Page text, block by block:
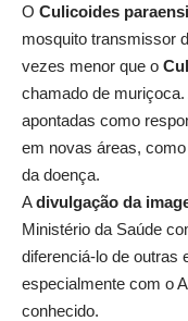
O Culicoides
mosquito transmissor
vezes menor que o
chamado de muriçoca.
apontadas como
em novas áreas,
da doença.
Adivulgação da
Ministério da Saúde
diferenciá-lo de outras
especialmente com o
conhecido.